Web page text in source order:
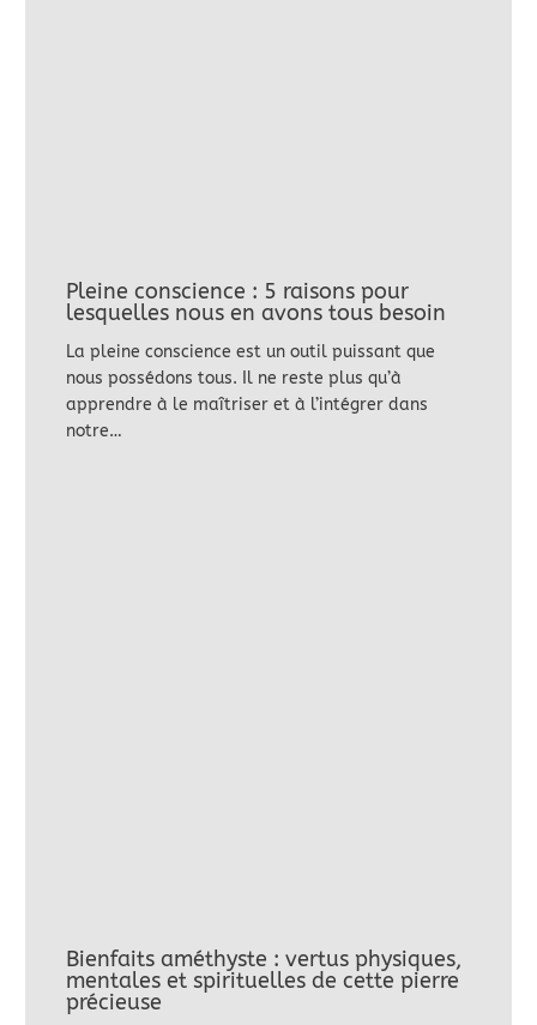
Pleine conscience : 5 raisons pour
lesquelles nous en avons tous besoin
La pleine conscience est un outil puissant que
nous possédons tous. Il ne reste plus qu’à
apprendre à le maîtriser et à l’intégrer dans
notre…
Bienfaits améthyste : vertus physiques,
mentales et spirituelles de cette pierre
précieuse